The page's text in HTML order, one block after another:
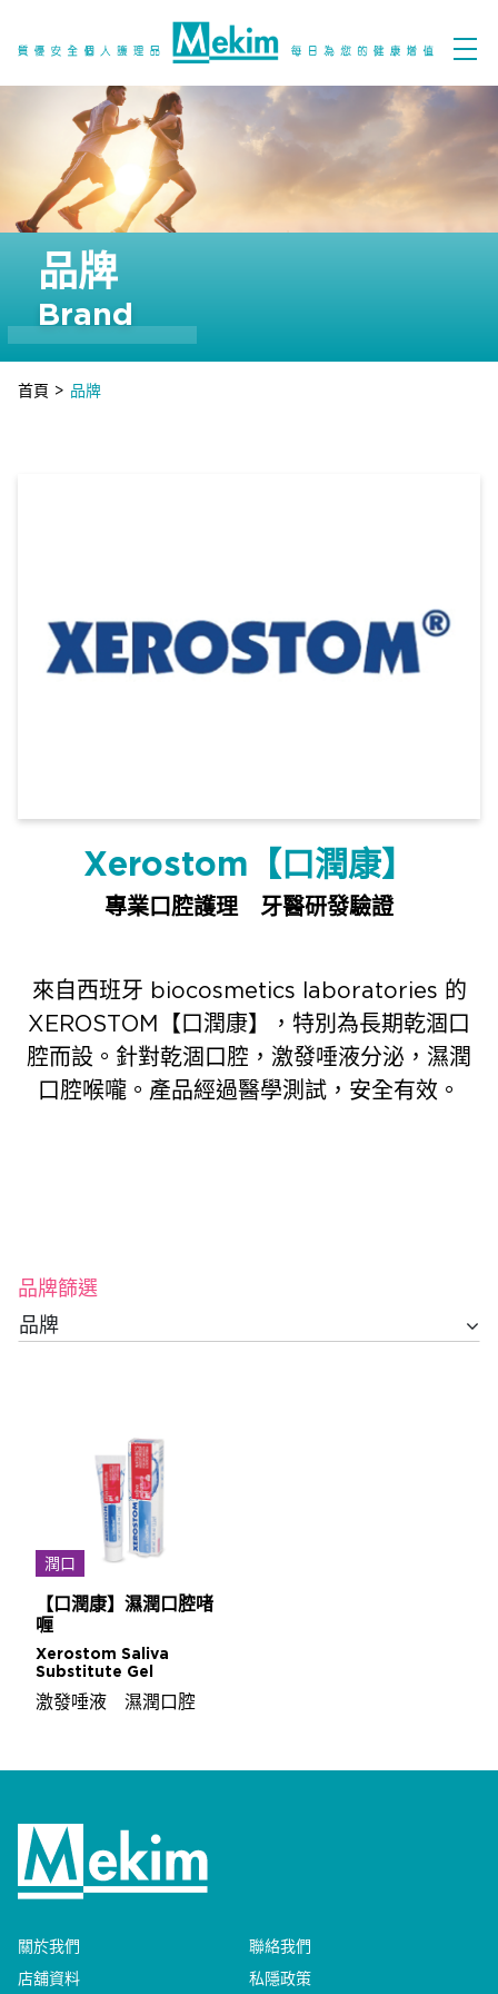
品牌
Brand
首頁 > 品牌
Xerostom【口潤康】
專業口腔護理 牙醫研發驗證
來自西班牙 biocosmetics laboratories 的
XEROSTOM【口潤康】，特別為長期乾涸口
腔而設。針對乾涸口腔，激發唾液分泌，濕潤
口腔喉嚨。產品經過醫學測試，安全有效。
品牌篩選
品牌
潤口
【口潤康】濕潤口腔啫
喱
Xerostom Saliva
Substitute Gel
激發唾液 濕潤口腔
關於我們 聯絡我們
店舖資料 私隱政策